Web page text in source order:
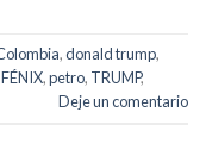
,donald trump,
,petro, TRUMP,
Deje un comentario